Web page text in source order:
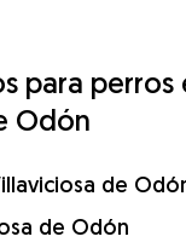
para perros
Odón
de
de Odón